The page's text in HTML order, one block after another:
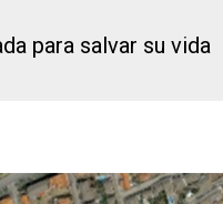
para salvar su vida